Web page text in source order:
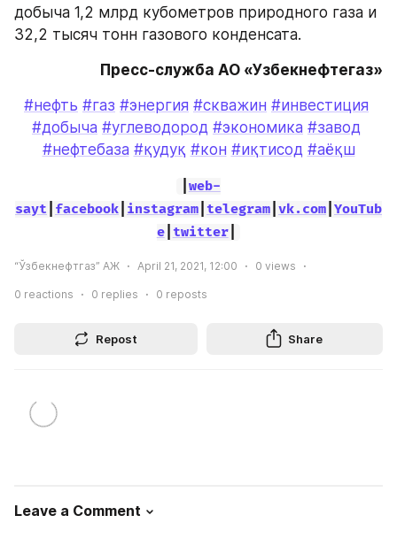
добыча 1,2 млрд кубометров природного газа и
32,2 тысяч тонн газового конденсата.
Пресс-служба АО «Узбекнефтегаз»
#нефть #газ #энергия #скважин #инвестиция
#добыча #углеводород #экономика #завод
#нефтебаза #қудуқ #кон #иқтисод #аёқш
web-
sayt facebook instagram telegram vk.com YouTub
e| twitter|
“Ўзбекнефтгаз” АЖ April 21, 2021, 12:00 0 views
0 reactions 0 replies 0 reposts
Repost Share
Leave a Comment